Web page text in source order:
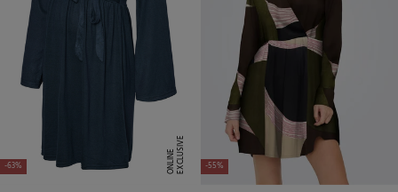
-63% E
X
C
L
U
SI
V
E
O
N
LI
N
E -55%